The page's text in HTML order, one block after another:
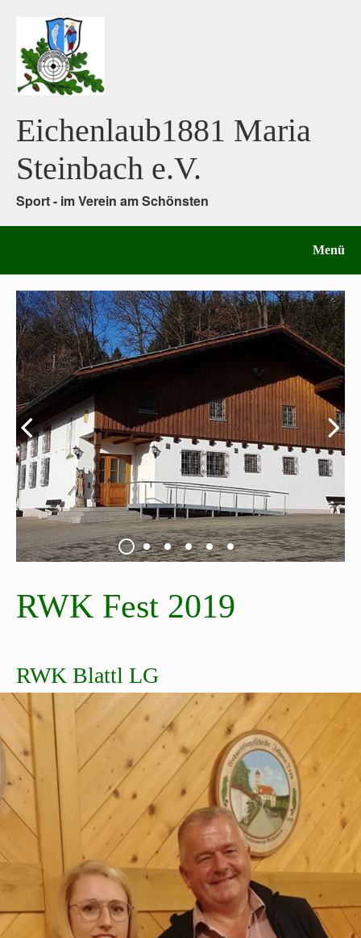
Eichenlaub1881 Maria
Steinbach e.V.
Sport - im Verein am Schönsten
Menü
RWK Fest 2019
RWK Blattl LG